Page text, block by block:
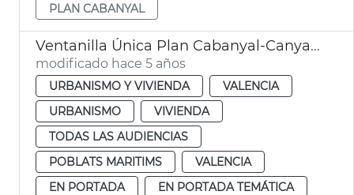
PLAN CABANYAL
Ventanilla Única Plan Cabanyal-Canyamelar
modificado hace 5 años
URBANISMO Y VIVIENDA
VALENCIA
URBANISMO
VIVIENDA
TODAS LAS AUDIENCIAS
POBLATS MARITIMS
VALENCIA
EN PORTADA
EN PORTADA TEMÁTICA